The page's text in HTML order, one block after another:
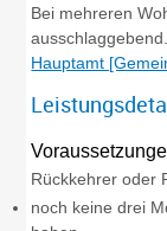
Bei mehreren
ausschlaggebend.
Hauptamt
Rückkehrer oder
noch keine drei